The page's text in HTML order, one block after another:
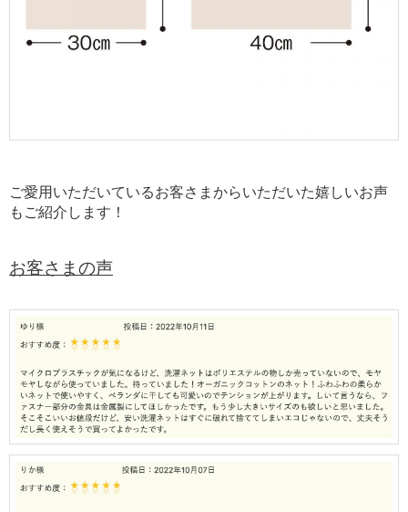
ご愛用いただいているお客さまからいただいた嬉しいお声
もご紹介します！
お客さまの声